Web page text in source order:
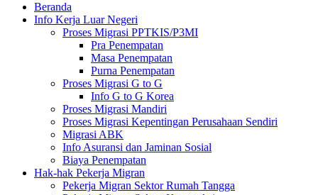
Beranda
Info Kerja Luar Negeri
Proses Migrasi PPTKIS/P3MI
Pra Penempatan
Masa Penempatan
Purna Penempatan
Proses Migrasi G to G
Info G to G Korea
Proses Migrasi Mandiri
Proses Migrasi Kepentingan Perusahaan Sendiri
Migrasi ABK
Info Asuransi dan Jaminan Sosial
Biaya Penempatan
Hak-hak Pekerja Migran
Pekerja Migran Sektor Rumah Tangga